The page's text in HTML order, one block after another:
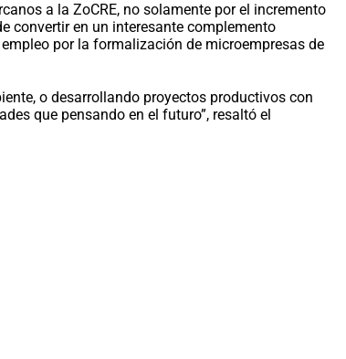
a la ZoCRE, no solamente por el incremento
convertir en un interesante complemento
por la formalización de microempresas de
o desarrollando proyectos productivos con
que pensando en el futuro”, resaltó el